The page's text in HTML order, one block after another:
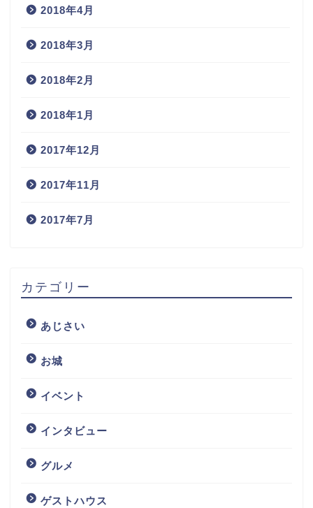
2018年4月
2018年3月
2018年2月
2018年1月
2017年12月
2017年11月
2017年7月
カテゴリー
あじさい
お城
イベント
インタビュー
グルメ
ゲストハウス